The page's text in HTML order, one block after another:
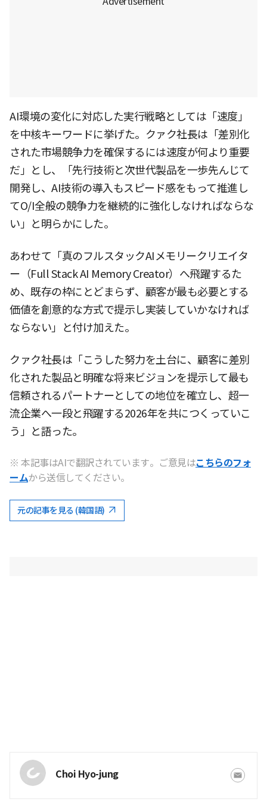
AI環境の変化に対応した実行戦略としては「速度」
を中核キーワードに挙げた。クァク社長は「差別化
された市場競争力を確保するには速度が何より重要
だ」とし、「先行技術と次世代製品を一歩先んじて
開発し、AI技術の導入もスピード感をもって推進し
てO/I全般の競争力を継続的に強化しなければならな
い」と明らかにした。
あわせて「真のフルスタックAIメモリークリエイタ
ー（Full Stack AI Memory Creator）へ飛躍するた
め、既存の枠にとどまらず、顧客が最も必要とする
価値を創意的な方式で提示し実装していかなければ
ならない」と付け加えた。
クァク社長は「こうした努力を土台に、顧客に差別
化された製品と明確な将来ビジョンを提示して最も
信頼されるパートナーとしての地位を確立し、超一
流企業へ一段と飛躍する2026年を共につくっていこ
う」と語った。
※ 本記事はAIで翻訳されています。ご意見はこちらのフォ
ームから送信してください。
元の記事を見る (韓国語)
Choi Hyo-jung